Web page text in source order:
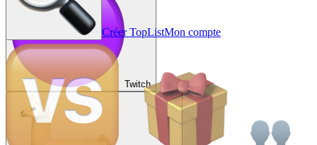
Twitch
Créer TopListMon compte